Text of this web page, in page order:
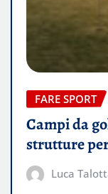
FARE SPORT
Campi da
strutture
Luca